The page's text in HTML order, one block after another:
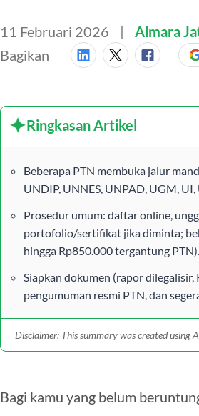
11 Februari 2026
Almara
Bagikan
Ringkasan Artikel
Beberapa PTN membuka jalur
UNDIP, UNNES, UNPAD, UGM, UI,
Prosedur umum: daftar online,
portofolio/sertifikat jika diminta;
hingga Rp850.000 tergantung PTN).
Siapkan dokumen (rapor
pengumuman resmi PTN, dan
Disclaimer: This summary was created using
Bagi kamu yang belum